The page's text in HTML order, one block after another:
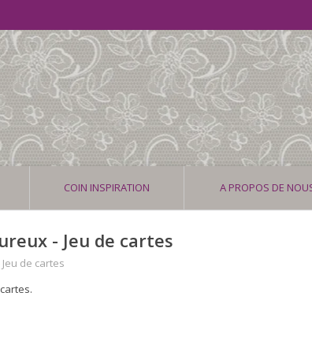
COIN INSPIRATION A PROPOS DE
- Jeu de cartes
de cartes